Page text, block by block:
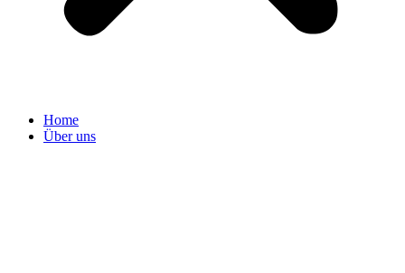
Home
Über uns